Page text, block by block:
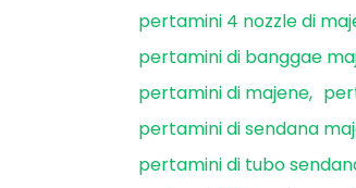
pertamini 4 nozzle di
pertamini di banggae
pertamini di majene
pertamini di sendana
pertamini di tubo